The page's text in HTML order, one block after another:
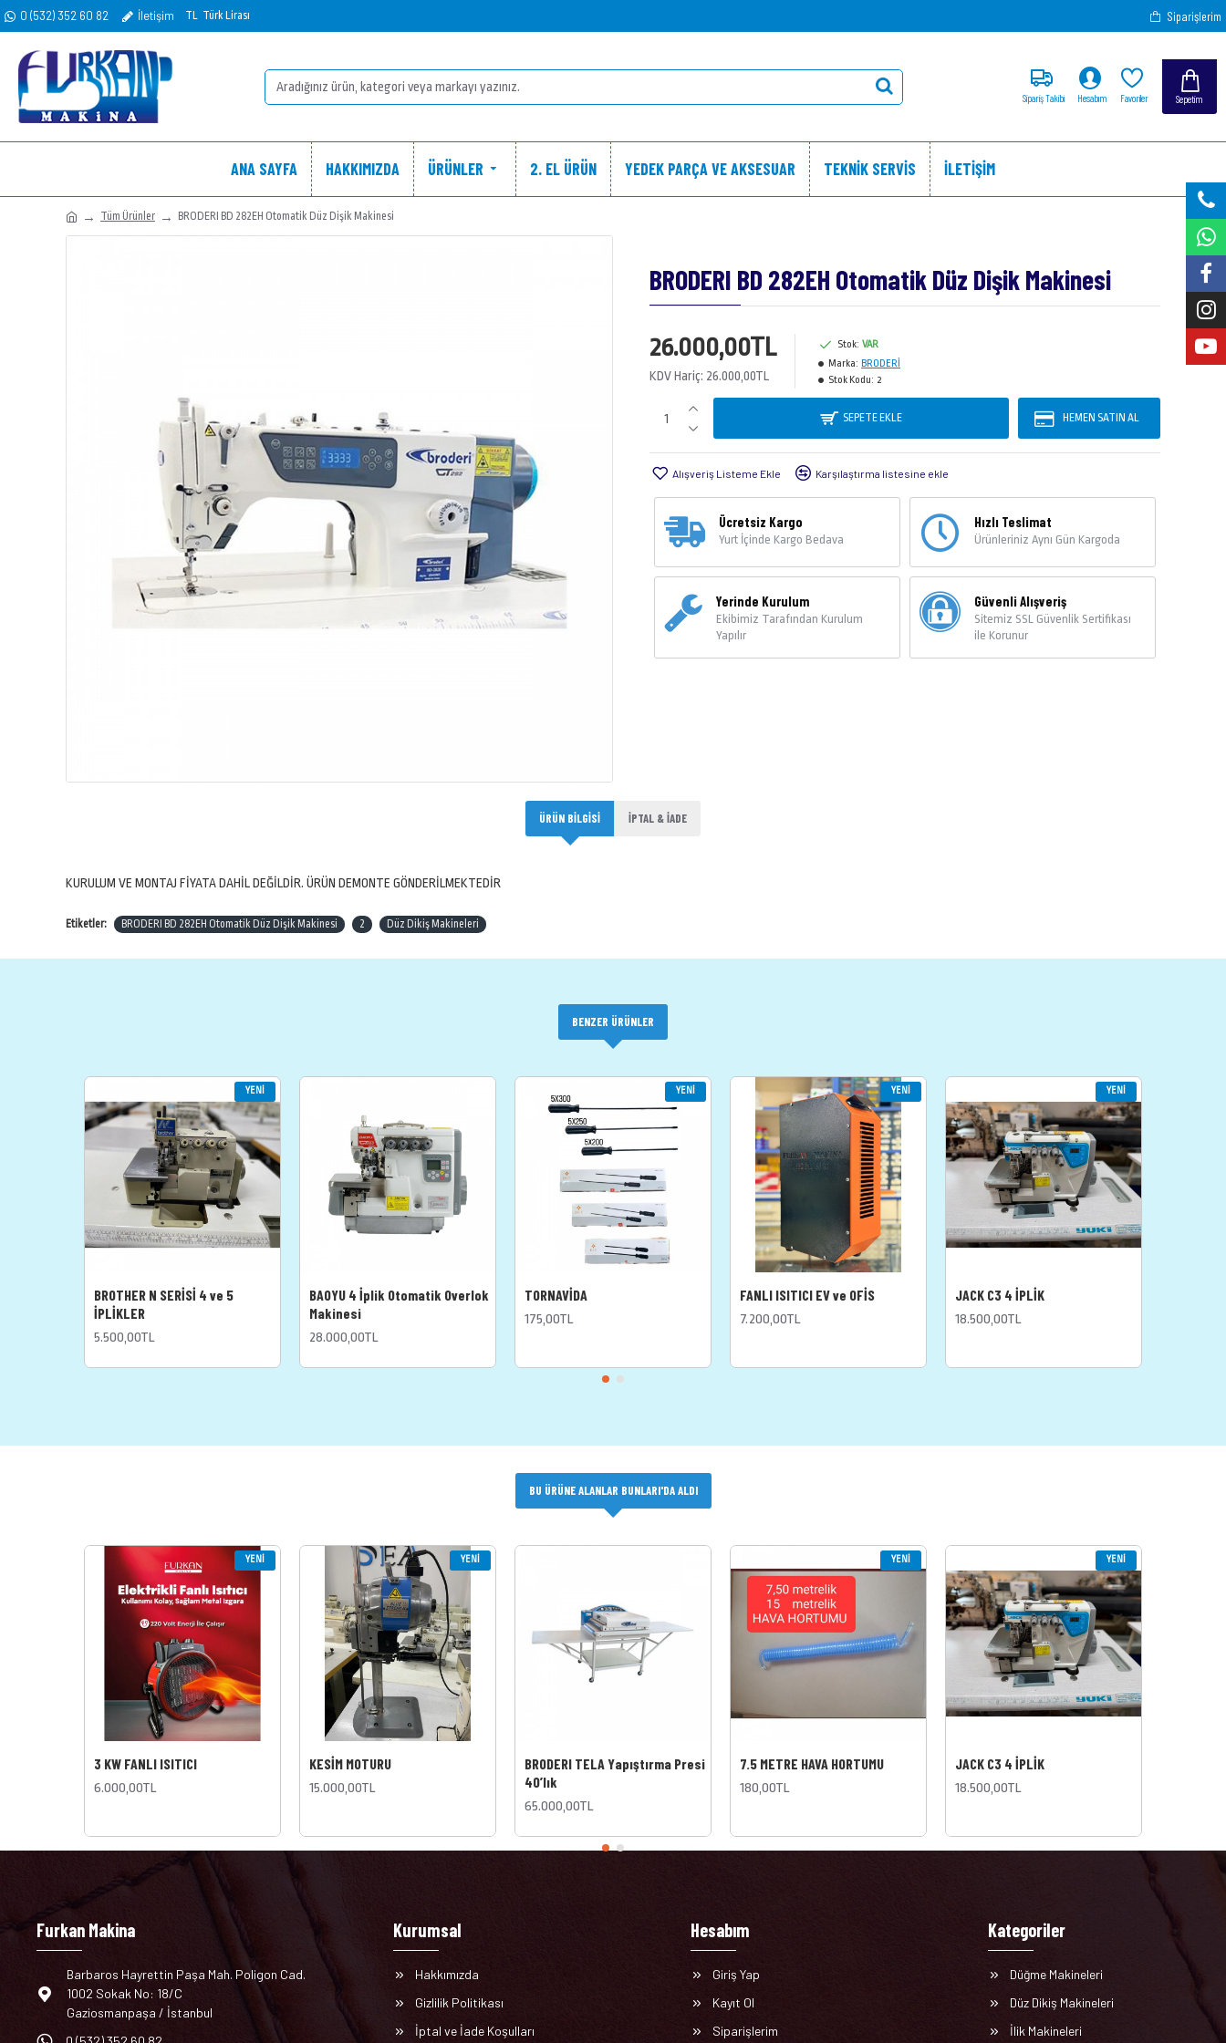
0 (532) 352 60 82 İletişim TL Türk Lirası Siparişlerim
Sipariş Takibi Hesabım Favoriler Sepetim
ANA SAYFA HAKKIMIZDA ÜRÜNLER 2. EL ÜRÜN YEDEK PARÇA VE AKSESUAR TEKNİK SERVİS İLETİŞİM
Tüm Ürünler BRODERI BD 282EH Otomatik Düz Dişik Makinesi
BRODERI BD 282EH Otomatik Düz Dişik Makinesi
26.000,00TL
KDV Hariç: 26.000,00TL
Stok: VAR
Marka: BRODERİ
Stok Kodu: 2
SEPETE EKLE HEMEN SATIN AL
Alışveriş Listeme Ekle Karşılaştırma listesine ekle
Ücretsiz Kargo
Yurt İçinde Kargo Bedava
Hızlı Teslimat
Ürünleriniz Aynı Gün Kargoda
Yerinde Kurulum
Ekibimiz Tarafından Kurulum
Yapılır
Güvenli Alışveriş
Sitemiz SSL Güvenlik Sertifikası
ile Korunur
ÜRÜN BILGISI İPTAL & İADE
KURULUM VE MONTAJ FİYATA DAHİL DEĞİLDİR. ÜRÜN DEMONTE GÖNDERİLMEKTEDİR
Etiketler: BRODERI BD 282EH Otomatik Düz Dişik Makinesi 2 Düz Dikiş Makineleri
BENZER ÜRÜNLER
YENI
BROTHER N SERİSİ 4 ve 5
İPLİKLER
5.500,00TL
BAOYU 4 İplik Otomatik Overlok
Makinesi
28.000,00TL
YENI
TORNAVİDA
175,00TL
YENI
FANLI ISITICI EV ve OFİS
7.200,00TL
YENI
JACK C3 4 İPLİK
18.500,00TL
BU ÜRÜNE ALANLAR BUNLARI'DA ALDI
YENI
3 KW FANLI ISITICI
6.000,00TL
YENI
KESİM MOTURU
15.000,00TL
BRODERI TELA Yapıştırma Presi
40’lık
65.000,00TL
YENI
7.5 METRE HAVA HORTUMU
180,00TL
YENI
JACK C3 4 İPLİK
18.500,00TL
Furkan Makina
Barbaros Hayrettin Paşa Mah. Poligon Cad.
1002 Sokak No: 18/C
Gaziosmanpaşa / İstanbul
Kurumsal
Hakkımızda
Gizlilik Politikası
İptal ve İade Koşulları
Hesabım
Giriş Yap
Kayıt Ol
Siparişlerim
Kategoriler
Düğme Makineleri
Düz Dikiş Makineleri
İlik Makineleri